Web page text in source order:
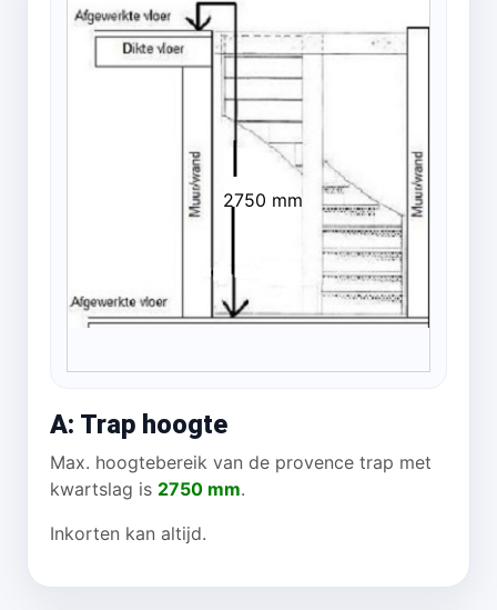
2750 mm
A: Trap hoogte
Max. hoogtebereik van de provence trap met
kwartslag is 2750 mm.
Inkorten kan altijd.